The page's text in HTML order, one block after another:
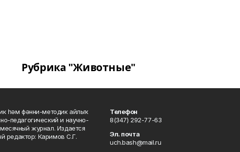
Рубрика "Животные"
һәм фәнни-методик айлыҡ
педагогический и научно-
журнал. Издается
редактор: Каримов С.Г.
Телефон
8(347) 292-77-63
Эл. почта
uch.bash@mail.ru